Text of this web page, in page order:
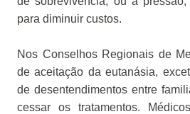
para diminuir custos.
Nos Conselhos Regionais de
de aceitação da eutanásia,
de desentendimentos entre
cessar os tratamentos.